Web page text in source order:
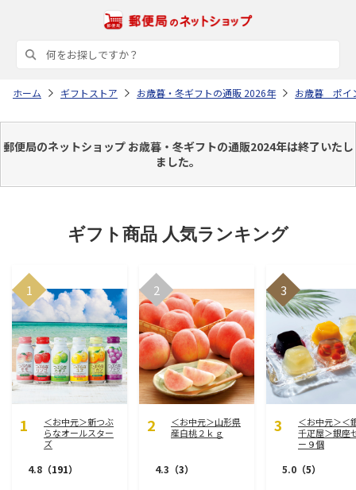
ホーム ギフトストア お歳暮・冬ギフトの通販 2026年 お歳暮 ポイ
郵便局のネットショップ お歳暮・冬ギフトの通販2024年は終了いたし
ました。
ギフト商品 人気ランキング
＜お中元＞新つぶ
らなオールスター
ズ
4.8 （191）
＜お中元＞山形県
産白桃２ｋｇ
4.3 （3）
＜お中元＞＜
千疋屋＞銀座
ー９個
5.0 （5）